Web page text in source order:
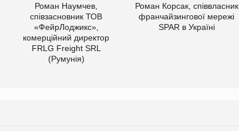
Роман Наумчев,
співзасновник ТОВ
«ФейрЛоджикс»,
комерційний директор
FRLG Freight SRL
(Румунія)
Роман Корсак, співвласник
франчайзингової мережі
SPAR в Україні